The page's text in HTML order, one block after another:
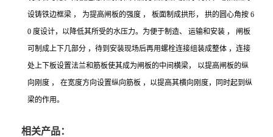
设铸铁边框梁 ， 为提高闸板的强度 ， 板面制成拱形， 拱的圆心角按 6
0 度设计，以降低其所受的水压力。为便于制造、 运输和安装 ， 闸板
可制成上下几部分 ，待到安装现场后再用螺栓连接组装成整体 ，连接
处上下板设置法兰和筋板使其成为闸板的中间横梁， 以提高闸板的纵
向刚度 ， 在宽度方向设置纵向筋板 ，以提高其横向刚度，同时起到纵
梁的作用。
相关产品：